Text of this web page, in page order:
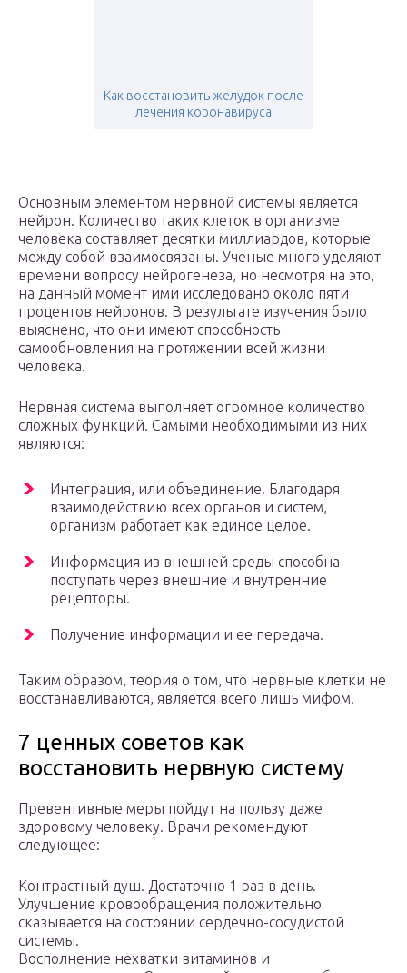
Как восстановить желудок после
лечения коронавируса
Основным элементом нервной системы является
нейрон. Количество таких клеток в организме
человека составляет десятки миллиардов, которые
между собой взаимосвязаны. Ученые много уделяют
времени вопросу нейрогенеза, но несмотря на это,
на данный момент ими исследовано около пяти
процентов нейронов. В результате изучения было
выяснено, что они имеют способность
самообновления на протяжении всей жизни
человека.
Нервная система выполняет огромное количество
сложных функций. Самыми необходимыми из них
являются:
Интеграция, или объединение. Благодаря
взаимодействию всех органов и систем,
организм работает как единое целое.
Информация из внешней среды способна
поступать через внешние и внутренние
рецепторы.
Получение информации и ее передача.
Таким образом, теория о том, что нервные клетки не
восстанавливаются, является всего лишь мифом.
7 ценных советов как
восстановить нервную систему
Превентивные меры пойдут на пользу даже
здоровому человеку. Врачи рекомендуют
следующее:
Контрастный душ. Достаточно 1 раз в день.
Улучшение кровообращения положительно
сказывается на состоянии сердечно-сосудистой
системы.
Восполнение нехватки витаминов и